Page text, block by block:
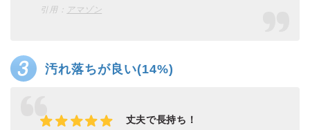
引用： アマゾン
汚れ落ちが良い(14%)
丈夫で長持ち！